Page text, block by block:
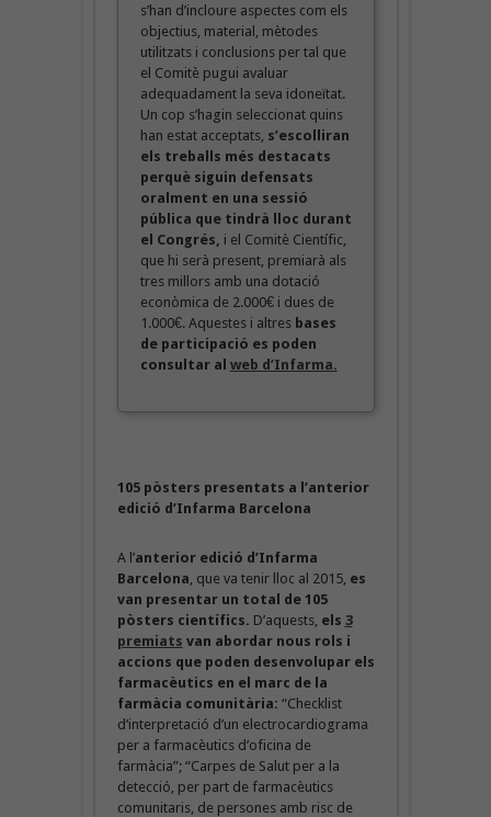
s’han d’incloure aspectes com els
objectius, material, mètodes
utilitzats i conclusions per tal que
el Comitè pugui avaluar
adequadament la seva idoneïtat.
Un cop s’hagin seleccionat quins
han estat acceptats, s’escolliran
els treballs més destacats
perquè siguin defensats
oralment en una sessió
pública que tindrà lloc durant
el Congrés, i el Comitè Científic,
que hi serà present, premiarà als
tres millors amb una dotació
econòmica de 2.000€ i dues de
1.000€. Aquestes i altres bases
de participació es poden
consultar al web d’Infarma.
105 pòsters presentats a l’anterior
edició d’Infarma Barcelona
A l’anterior edició d’Infarma
Barcelona , que va tenir lloc al 2015, es
van presentar un total de 105
pòsters científics. D’aquests, els 3
premiats van abordar nous rols i
accions que poden desenvolupar els
farmacèutics en el marc de la
farmàcia comunitària: “Checklist
d’interpretació d’un electrocardiograma
per a farmacèutics d’oficina de
farmàcia”; “Carpes de Salut per a la
detecció, per part de farmacèutics
comunitaris, de persones amb risc de